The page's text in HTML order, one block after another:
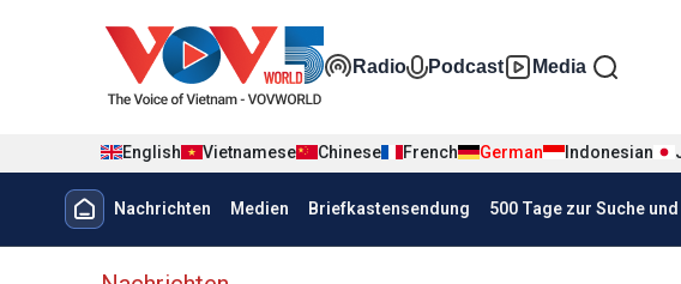
Đa phương tiện
Radio Podcast Media
English Vietnamese Chinese French German Indonesian
Menu trang chủ tiếng Đức
Nachrichten Medien Briefkastensendung 500 Tage zur Suche
menu phụ tiếng Đức